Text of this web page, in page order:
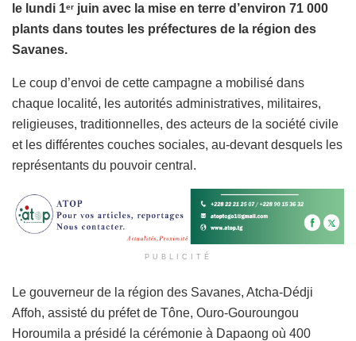
le lundi 1er juin avec la mise en terre d’environ 71 000
plants dans toutes les préfectures de la région des
Savanes.
Le coup d’envoi de cette campagne a mobilisé dans
chaque localité, les autorités administratives, militaires,
religieuses, traditionnelles, des acteurs de la société civile
et les différentes couches sociales, au-devant desquels les
représentants du pouvoir central.
PUBLICITÉ
Le gouverneur de la région des Savanes, Atcha-Dédji
Affoh, assisté du préfet de Tône, Ouro-Gouroungou
Horoumila a présidé la cérémonie à Dapaong où 400